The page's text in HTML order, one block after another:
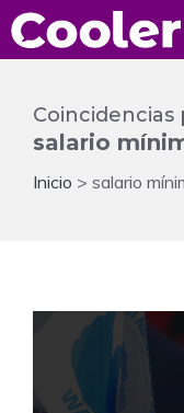
Saltar
al
Coincidencias
salario
Inicio > salario